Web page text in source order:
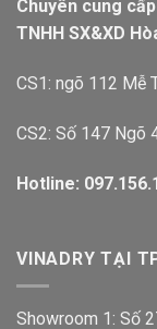
Chuyên cung
TNHH SX&XD
CS1: ngõ 112 Mễ
CS2: Số 147 Ngõ
Hotline:
VINADRY TẠI
Showroom 1: Số